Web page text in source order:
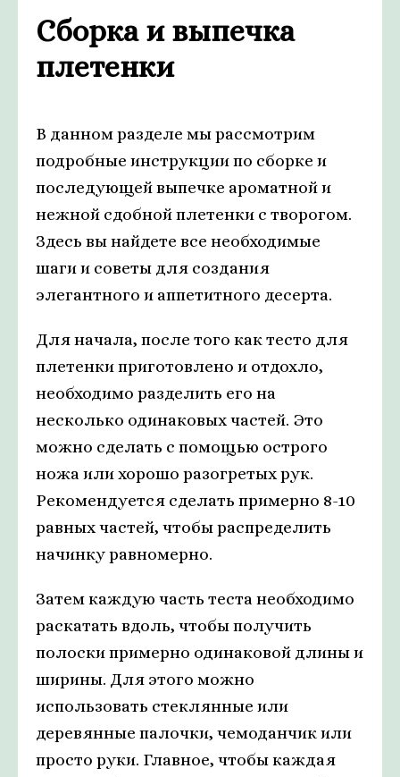
Сборка и выпечка
плетенки
В данном разделе мы рассмотрим
подробные инструкции по сборке и
последующей выпечке ароматной и
нежной сдобной плетенки с творогом.
Здесь вы найдете все необходимые
шаги и советы для создания
элегантного и аппетитного десерта.
Для начала, после того как тесто для
плетенки приготовлено и отдохло,
необходимо разделить его на
несколько одинаковых частей. Это
можно сделать с помощью острого
ножа или хорошо разогретых рук.
Рекомендуется сделать примерно 8-10
равных частей, чтобы распределить
начинку равномерно.
Затем каждую часть теста необходимо
раскатать вдоль, чтобы получить
полоски примерно одинаковой длины и
ширины. Для этого можно
использовать стеклянные или
деревянные палочки, чемоданчик или
просто руки. Главное, чтобы каждая